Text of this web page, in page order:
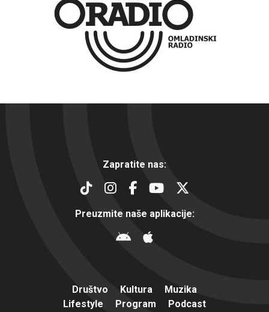
Zapratite nas:
Preuzmite naše aplikacije:
Društvo Kultura
Muzika
Lifestyle
Program
Podcast